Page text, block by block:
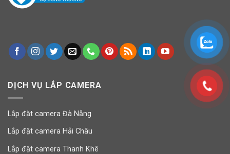
DỊCH VỤ LẮP CAMERA
Lắp đặt camera Đà Nẵng
Lắp đặt camera Hải Châu
Lắp đặt camera Thanh Khê